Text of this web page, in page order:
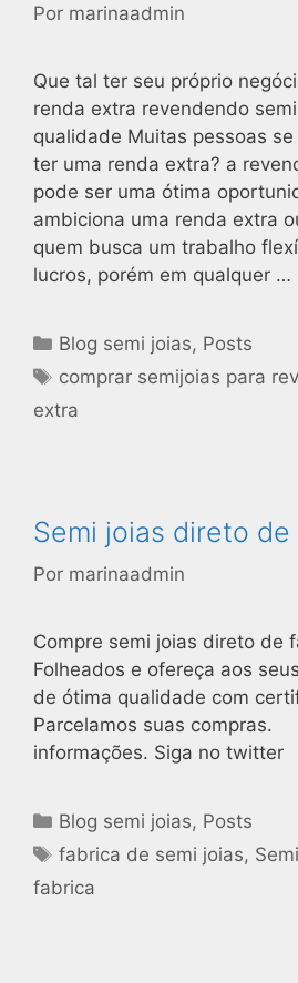
Por marinaadmin
Que tal ter seu próprio
renda extra revendendo
qualidade Muitas pessoas
ter uma renda extra? a
pode ser uma ótima
ambiciona uma renda extra
quem busca um trabalho
lucros, porém em qualquer …
Blog semi joias, Posts
comprar semijoias para
extra
Semi joias direto de
Por marinaadmin
Compre semi joias direto de
Folheados e ofereça aos
de ótima qualidade com
Parcelamos suas
informações. Siga no twitter
Blog semi joias, Posts
fabrica de semi joias,
fabrica